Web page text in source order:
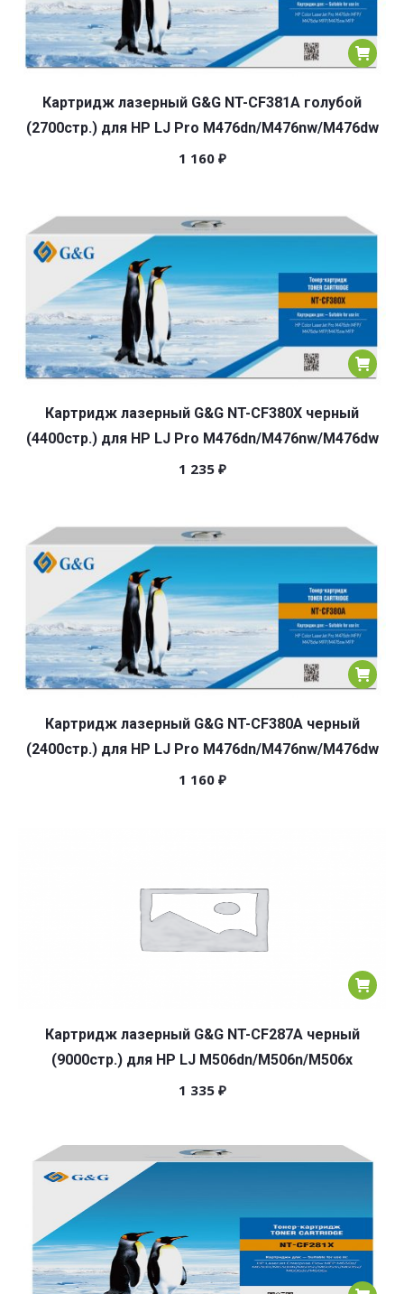
Картридж лазерный G&G NT-CF381A голубой
(2700стр.) для HP LJ Pro M476dn/M476nw/M476dw
1 160 ₽
Картридж лазерный G&G NT-CF380X черный
(4400стр.) для HP LJ Pro M476dn/M476nw/M476dw
1 235 ₽
Картридж лазерный G&G NT-CF380A черный
(2400стр.) для HP LJ Pro M476dn/M476nw/M476dw
1 160 ₽
Картридж лазерный G&G NT-CF287A черный
(9000стр.) для HP LJ M506dn/M506n/M506x
1 335 ₽